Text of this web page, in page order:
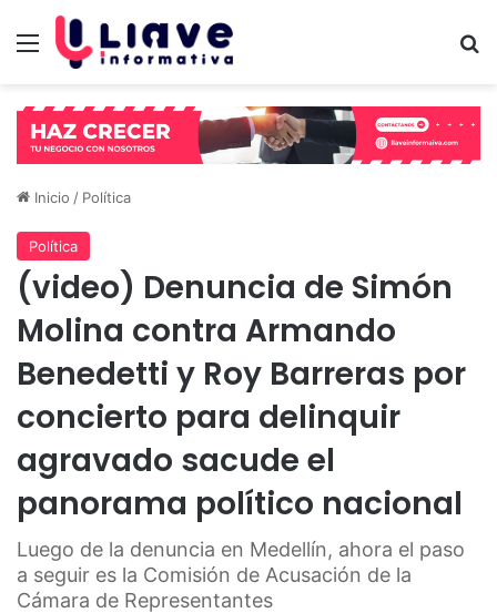
Menú
Inicio / Política
Política
(video) Denuncia de Simón
Molina contra Armando
Benedetti y Roy Barreras por
concierto para delinquir
agravado sacude el
panorama político nacional
Luego de la denuncia en Medellín, ahora el paso
a seguir es la Comisión de Acusación de la
Cámara de Representantes